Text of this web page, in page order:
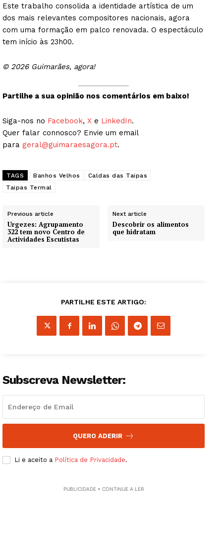
Este trabalho consolida a identidade artística de um
dos mais relevantes compositores nacionais, agora
com uma formação em palco renovada. O espectáculo
tem início às 23h00.
© 2026 Guimarães, agora!
Partilhe a sua opinião nos comentários em baixo!
Siga-nos no Facebook, X e LinkedIn.
Quer falar connosco? Envie um email
para geral@guimaraesagora.pt.
TAGS Banhos Velhos
Caldas das Taipas
Taipas Termal
Previous article
Urgezes: Agrupamento
322 tem novo Centro de
Actividades Escutistas
Next article
Descobrir os alimentos
que hidratam
PARTILHE ESTE ARTIGO:
Subscreva Newsletter:
QUERO ADERIR
Li e aceito a Política de Privacidade.
PUBLICIDADE • CONTINUE A LER